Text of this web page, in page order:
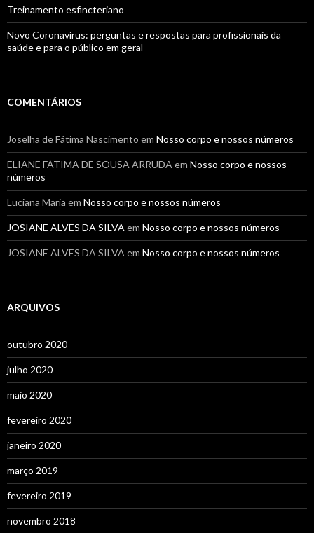
Treinamento esfincteriano
Novo Coronavírus: perguntas e respostas para profissionais da
saúde e para o público em geral
COMENTÁRIOS
Joselha de Fátima Nascimento em Nosso corpo e nossos números
ELIANE FÁTIMA DE SOUSA ARRUDA em Nosso corpo e nossos
números
Luciana Maria em Nosso corpo e nossos números
JOSIANE ALVES DA SILVA em Nosso corpo e nossos números
JOSIANE ALVES DA SILVA em Nosso corpo e nossos números
ARQUIVOS
outubro 2020
julho 2020
maio 2020
fevereiro 2020
janeiro 2020
março 2019
fevereiro 2019
novembro 2018